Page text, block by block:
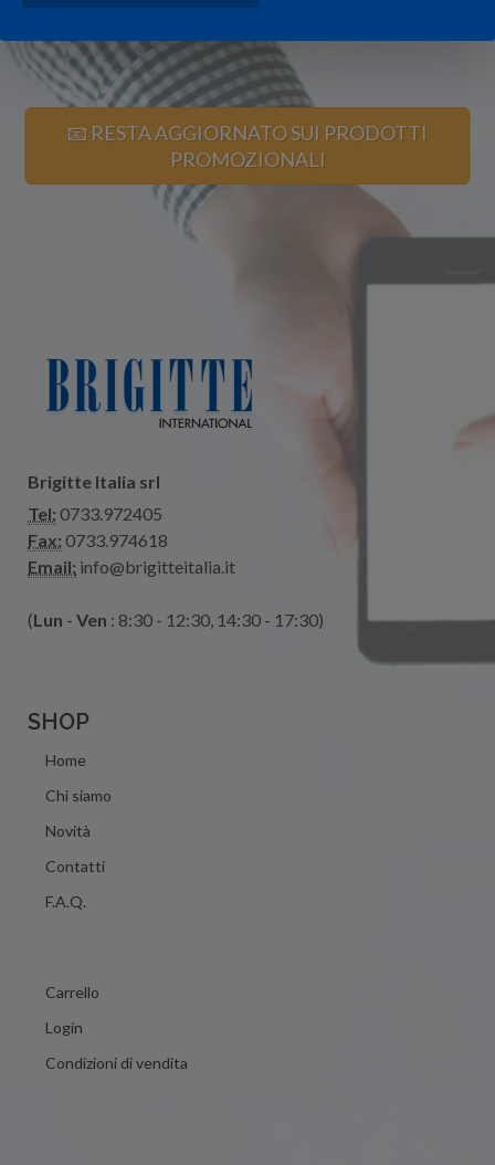
📧 RESTA AGGIORNATO SUI PRODOTTI
PROMOZIONALI
Brigitte Italia srl
Tel: 0733.972405
Fax: 0733.974618
Email: info@brigitteitalia.it
(Lun - Ven : 8:30 - 12:30, 14:30 - 17:30)
SHOP
Home
Chi siamo
Novità
Contatti
F.A.Q.
Carrello
Login
Condizioni di vendita